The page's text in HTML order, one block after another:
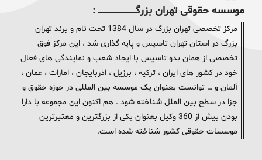
موسسه حقوقی تهران بزرگــــــــــــــــــــــــــــــــ :
مرکز تخصصی تهران بزرگ در سال 1384 تحت نام و برند تهران
بزرگ در استان تهران تاسیس و پایه گذاری شد ، این مرکز فوق
تخصصی از همان بدو تاسیس با ایجاد شعب و نمایندگی های فعال
خود در کشور های ایران ، ترکیه ، برزیل ، اذربایجان ، امارات ، عمان ،
آلمان و … توانست بعنوان یک موسسه بین المللی در حوزه حقوق و
جزا در سطح بین الملل شناخته شود . هم اکنون این مجموعه با دارا
بودن بیش از 360 وکیل بعنوان یکی از بزرگترین و معتبرترین
موسسات حقوقی کشور شناخته شده است.